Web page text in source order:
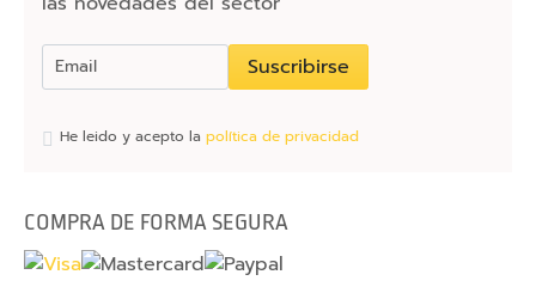
o
n
n
t
e
Suscribirse
He leido y acepto la política de privacidad
COMPRA DE FORMA SEGURA